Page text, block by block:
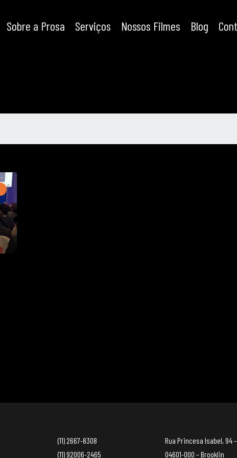
Sobre a Prosa Serviços Nossos Filmes Blog
(11) 2667-8308
(11) 92006-2465
Rua Princesa Isabel, 94 –
04601-000 – Brooklin